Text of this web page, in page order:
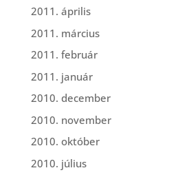
2011. április
2011. március
2011. február
2011. január
2010. december
2010. november
2010. október
2010. július